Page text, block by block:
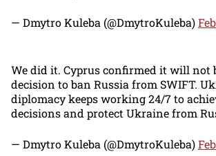
— Dmytro Kuleba (@DmytroKuleba)
We did it. Cyprus confirmed it will not
decision to ban Russia from SWIFT.
diplomacy keeps working 24/7 to
decisions and protect Ukraine from
— Dmytro Kuleba (@DmytroKuleba)